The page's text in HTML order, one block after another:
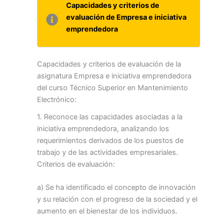
Capacidades y criterios de
evaluación de Empresa e iniciativa
emprendedora
Capacidades y criterios de evaluación de la
asignatura Empresa e iniciativa emprendedora
del curso Técnico Superior en Mantenimiento
Electrónico:
1. Reconoce las capacidades asociadas a la
iniciativa emprendedora, analizando los
requerimientos derivados de los puestos de
trabajo y de las actividades empresariales.
Criterios de evaluación:
a) Se ha identificado el concepto de innovación
y su relación con el progreso de la sociedad y el
aumento en el bienestar de los individuos.